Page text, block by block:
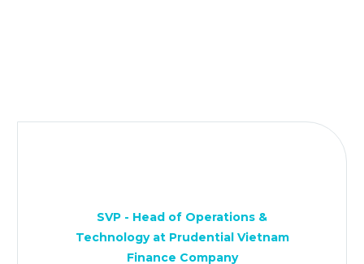
SVP - Head of Operations &
Technology at Prudential Vietnam
Finance Company